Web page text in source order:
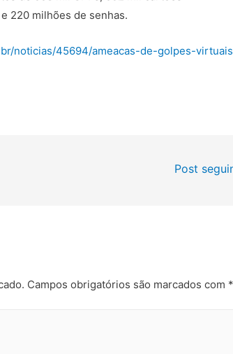
220 milhões de senhas.
noticias/45694/ameacas-de-golpes-
Post
Campos obrigatórios são marcados com *